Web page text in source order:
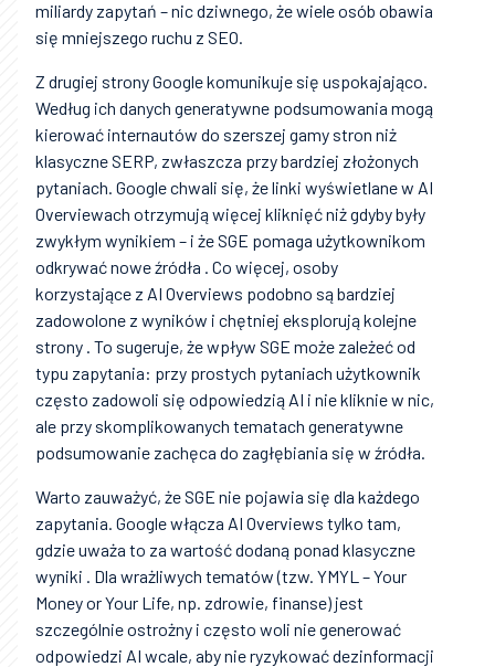
miliardy zapytań – nic dziwnego, że wiele osób obawia
się mniejszego ruchu z SEO.
Z drugiej strony Google komunikuje się uspokajająco.
Według ich danych generatywne podsumowania mogą
kierować internautów do szerszej gamy stron niż
klasyczne SERP, zwłaszcza przy bardziej złożonych
pytaniach. Google chwali się, że linki wyświetlane w AI
Overviewach otrzymują więcej kliknięć niż gdyby były
zwykłym wynikiem – i że SGE pomaga użytkownikom
odkrywać nowe źródła . Co więcej, osoby
korzystające z AI Overviews podobno są bardziej
zadowolone z wyników i chętniej eksplorują kolejne
strony . To sugeruje, że wpływ SGE może zależeć od
typu zapytania: przy prostych pytaniach użytkownik
często zadowoli się odpowiedzią AI i nie kliknie w nic,
ale przy skomplikowanych tematach generatywne
podsumowanie zachęca do zagłębiania się w źródła.
Warto zauważyć, że SGE nie pojawia się dla każdego
zapytania. Google włącza AI Overviews tylko tam,
gdzie uważa to za wartość dodaną ponad klasyczne
wyniki . Dla wrażliwych tematów (tzw. YMYL – Your
Money or Your Life, np. zdrowie, finanse) jest
szczególnie ostrożny i często woli nie generować
odpowiedzi AI wcale, aby nie ryzykować dezinformacji